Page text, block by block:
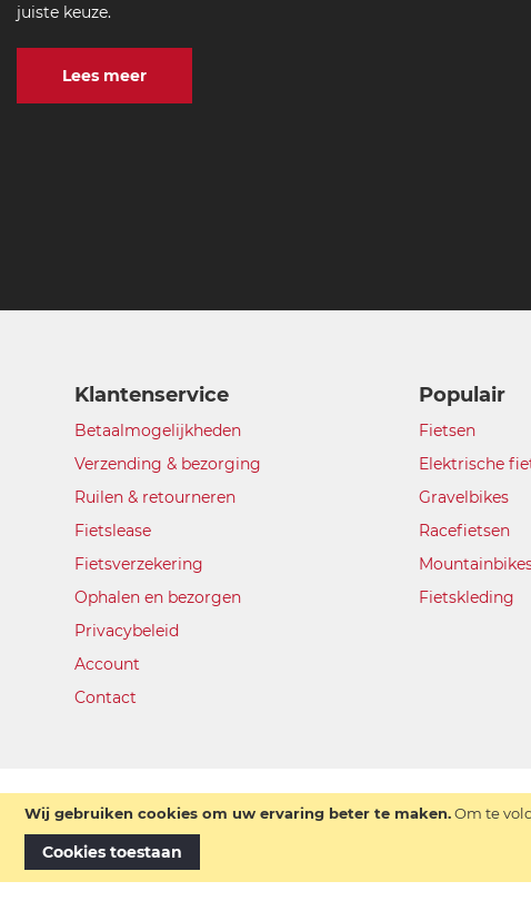
Wij gebruiken cookies om uw ervaring beter te maken.Om te
Cookies toestaan
juiste keuze.
Lees meer
Klantenservice
Betaalmogelijkheden
Verzending & bezorging
Ruilen & retourneren
Fietslease
Fietsverzekering
Ophalen en bezorgen
Privacybeleid
Account
Contact
Populair
Fietsen
Elektrische
Gravelbikes
Racefietsen
Fietskleding